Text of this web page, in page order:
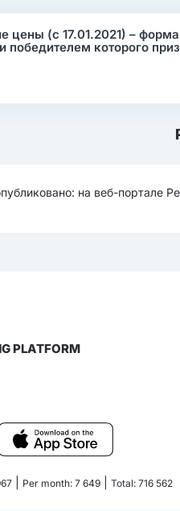
цены (с 17.01.2021) –
которого
на веб-портале
PLATFORM
Per month: 7 649 |Total: 716 562